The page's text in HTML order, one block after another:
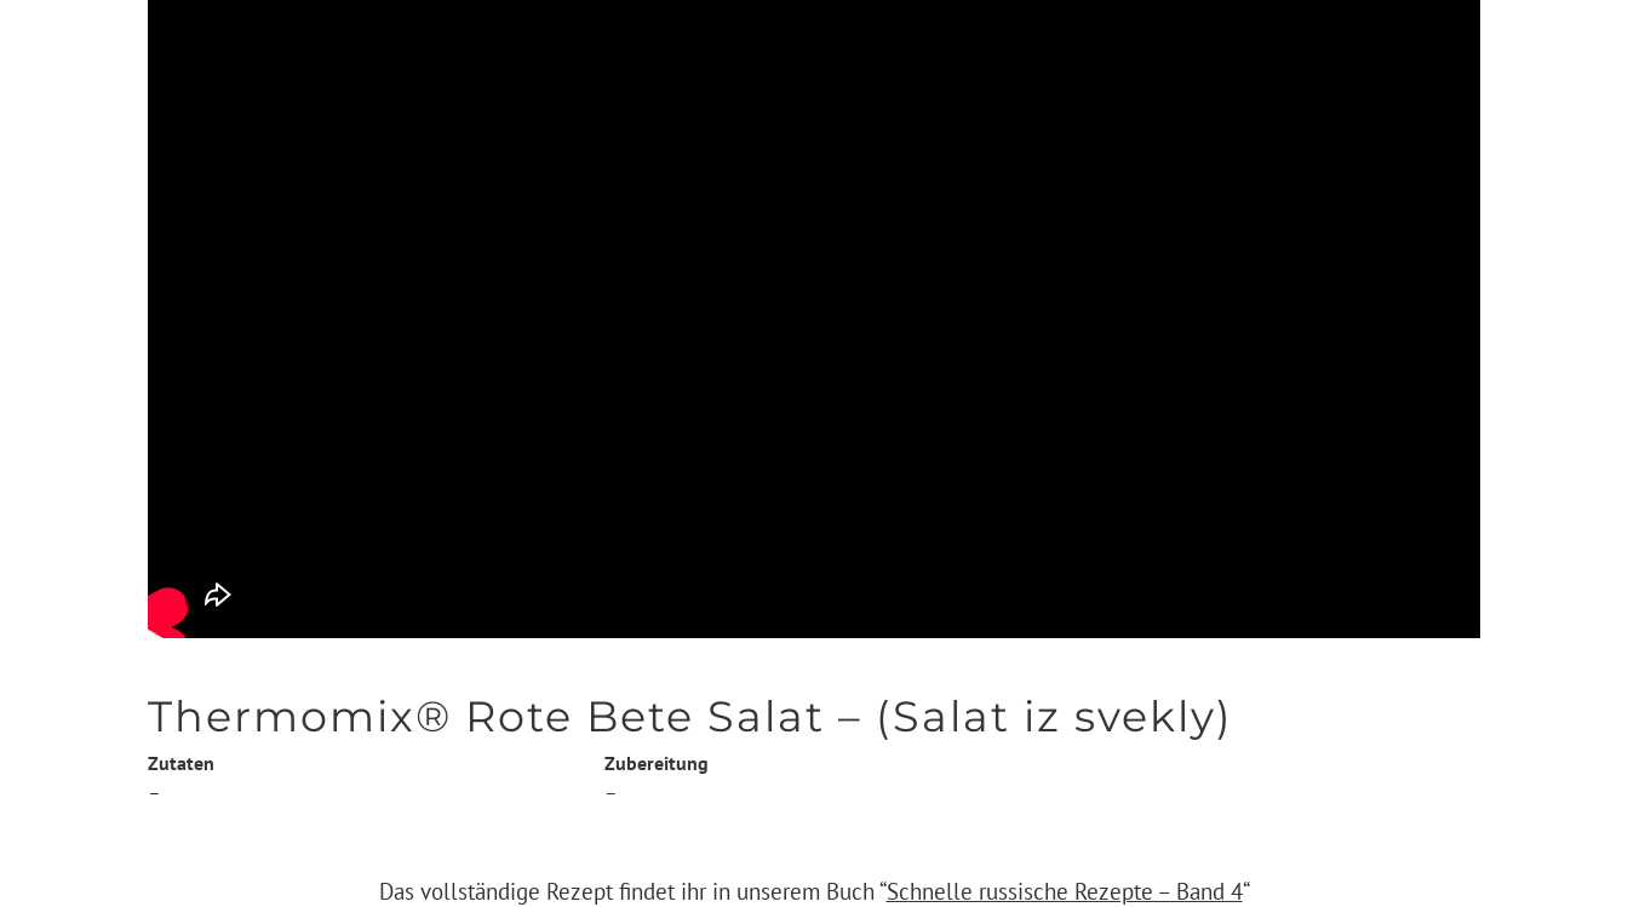
Thermomix® Rote Bete Salat – (Salat iz svekly)
Zutaten
–
Zubereitung
–
Das vollständige Rezept findet ihr in unserem Buch “Schnelle russische Rezepte – Band 4“